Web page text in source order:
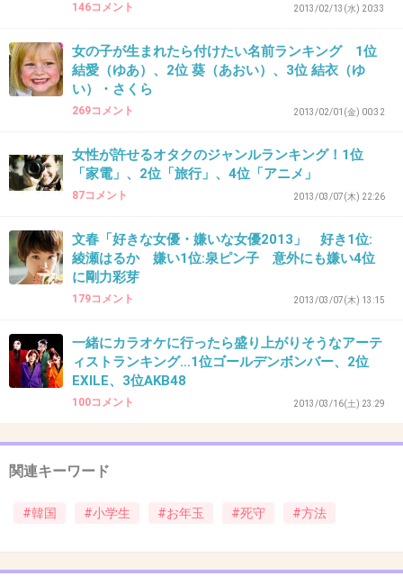
でもって、現金でそのまま渡すってのも何かい
やだよね
+15
2013/02/15(金) 17:10:01
普通の親なら
未来の子どものために貯金だよね。
+10 -2
私は貰ったら親に｢〇〇さんに貰ったから、お
母さんからもお礼言っておいてね｣って全部渡
渡すように言われていたからだけど、それを全
部貯金してくれてました。だから今、大学に四
146コメント 2013/02/13(水) 20:33
女の子が生まれたら付けたい名前ランキング 1位
結愛（ゆあ）、2位 葵（あおい）、3位 結衣（ゆ
い）・さくら
269コメント 2013/02/01(金) 00:32
女性が許せるオタクのジャンルランキング！1位
「家電」、2位「旅行」、4位「アニメ」
87コメント 2013/03/07(木) 22:26
文春「好きな女優・嫌いな女優2013」 好き1位:
綾瀬はるか 嫌い1位:泉ピン子 意外にも嫌い4位
に剛力彩芽
179コメント 2013/03/07(木) 13:15
一緒にカラオケに行ったら盛り上がりそうなアーテ
ィストランキング…1位ゴールデンボンバー、2位
EXILE、3位AKB48
100コメント 2013/03/16(土) 23:29
関連キーワード
#韓国 #小学生 #お年玉 #死守 #方法